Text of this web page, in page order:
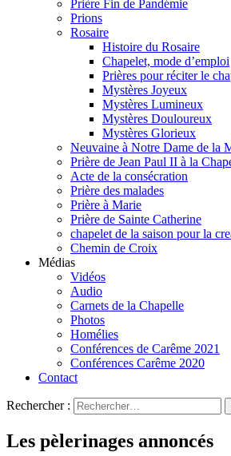
Prière Fin de Pandémie
Prions
Rosaire
Histoire du Rosaire
Chapelet, mode d’emploi
Prières pour réciter le
Mystères Joyeux
Mystères Lumineux
Mystères Douloureux
Mystères Glorieux
Neuvaine à Notre Dame de la
Prière de Jean Paul II à la
Acte de la consécration
Prière des malades
Prière à Marie
Prière de Sainte Catherine
chapelet de la saison pour la
Chemin de Croix
Médias
Vidéos
Audio
Carnets de la Chapelle
Photos
Homélies
Conférences de Carême 2021
Conférences Carême 2020
Contact
Rechercher :
Les pèlerinages annoncés